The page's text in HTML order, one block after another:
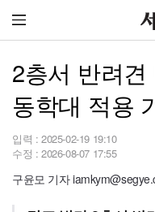
2층서 반려견
동학대 적용
입력 : 2025-02-19 19:10
수정 : 2026-08-07 17:55
구윤모 기자